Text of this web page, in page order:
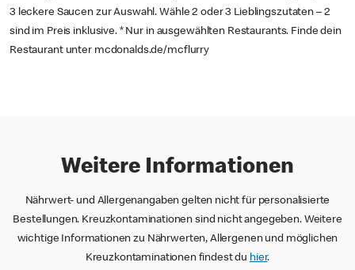
3 leckere Saucen zur Auswahl. Wähle 2 oder 3 Lieblingszutaten – 2
sind im Preis inklusive. * Nur in ausgewählten Restaurants. Finde dein
Restaurant unter mcdonalds.de/mcflurry
Weitere Informationen
Nährwert- und Allergenangaben gelten nicht für personalisierte
Bestellungen. Kreuzkontaminationen sind nicht angegeben. Weitere
wichtige Informationen zu Nährwerten, Allergenen und möglichen
Kreuzkontaminationen findest du hier.